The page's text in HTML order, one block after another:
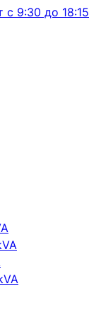
с 9:30 до 18:15